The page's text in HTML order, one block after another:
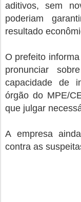
aditivos, sem
poderiam
resultado
O prefeito
pronunciar
capacidade de
órgão do MPE/
que julgar
A empresa
contra as